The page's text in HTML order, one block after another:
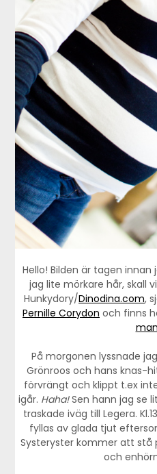
Hello! Bilden är tagen
jag lite mörkare hår, skall
Hunkydory/Dinodina.com,
Pernille Corydon och finns
På morgonen lyssnade
Grönroos och hans knas-
förvrängt och klippt t.ex
igår. Haha!Sen hann jag se
traskade iväg till Legera.
fyllas av glada tjut
Systeryster kommer att stå
och